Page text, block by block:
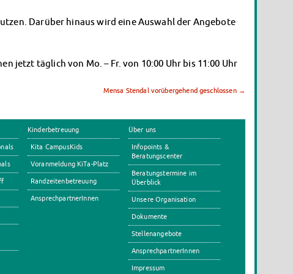
Darüber hinaus wird eine Auswahl der Angebote
jetzt täglich von Mo. – Fr. von 10:00 Uhr bis 11:00 Uhr
Mensa Stendal vorübergehend geschlossen →
Kinderbetreuung
Kita CampusKids
Voranmeldung KiTa-Platz
Randzeitenbetreuung
AnsprechpartnerInnen
Über uns
Infopoints &
Beratungscenter
Beratungstermine im
Überblick
Unsere Organisation
Dokumente
Stellenangebote
AnsprechpartnerInnen
Impressum